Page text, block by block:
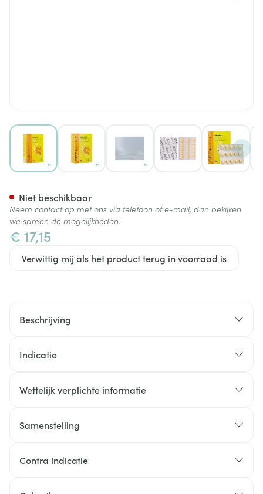
View larger imageView larger imageView larger imageView larger image
View
€ 17,15
Verwittig mij als het product terug in voorraad is
Niet beschikbaar
Neem contact op met ons via telefoon of e-mail, dan bekijken
we samen de mogelijkheden.
Beschrijving
Indicatie
Wettelijk verplichte informatie
Samenstelling
Contra indicatie